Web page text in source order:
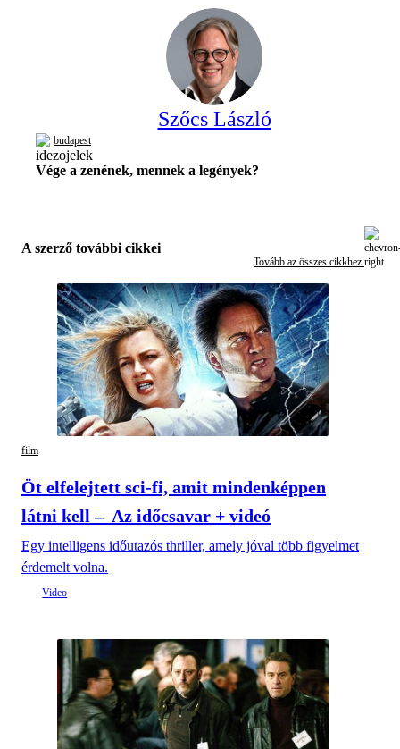
Szőcs László
budapest
Vége a zenének, mennek a legények?
A szerző további cikkei
Tovább az összes cikkhez
film
Öt elfelejtett sci-fi, amit mindenképpen
látni kell – Az időcsavar + videó
Egy intelligens időutazós thriller, amely jóval több figyelmet
érdemelt volna.